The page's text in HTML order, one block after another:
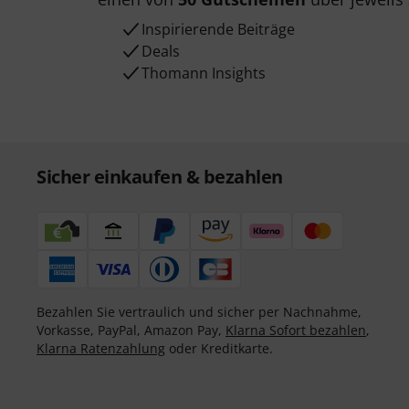
Inspirierende Beiträge
Deals
Thomann Insights
Sicher einkaufen & bezahlen
Bezahlen Sie vertraulich und sicher per Nachnahme,
Vorkasse, PayPal, Amazon Pay, Klarna Sofort bezahlen,
Klarna Ratenzahlung oder Kreditkarte.